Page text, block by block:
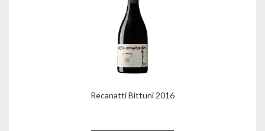
Recanatti Bittuni 2016